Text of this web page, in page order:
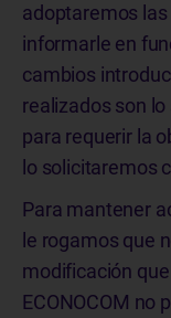
adoptaremos
informarle en
cambios
realizados son
para requerir la
lo solicitaremos
Para mantener
le rogamos que
modificación
ECONOCOM no